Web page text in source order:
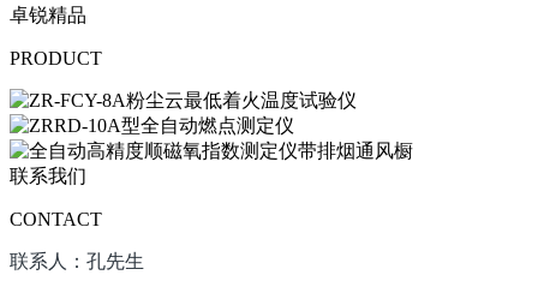
卓锐精品
PRODUCT
联系我们
CONTACT
联系人：孔先生